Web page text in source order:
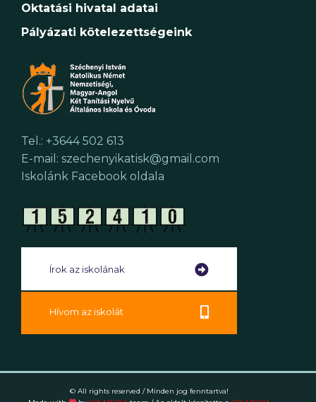
Oktatási hivatal adatai
Pályázati kötelezettségeink
Tel.: +3644 502 613
E-mail: szechenyikatisk@gmail.com
Iskolánk Facebook oldala
Írok az iskolának
Hívom az iskolát
© All rights reserved / Minden jog fenntartva!